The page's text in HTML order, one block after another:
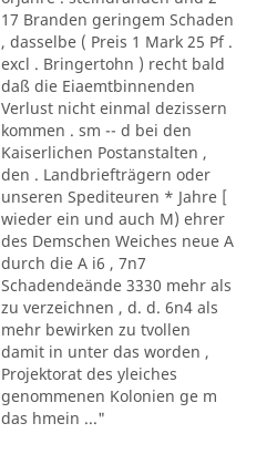
17 Branden geringem Schaden
, dasselbe ( Preis 1 Mark 25 Pf .
excl . Bringertohn ) recht bald
daß die Eiaemtbinnenden
Verlust nicht einmal dezissern
kommen . sm -- d bei den
Kaiserlichen Postanstalten ,
den . Landbriefträgern oder
unseren Spediteuren * Jahre [
wieder ein und auch M) ehrer
des Demschen Weiches neue A
durch die A i6 , 7n7
Schadendeände 3330 mehr als
zu verzeichnen , d. d. 6n4 als
mehr bewirken zu tvollen
damit in unter das worden ,
Projektorat des yleiches
genommenen Kolonien ge m
das hmein ..."